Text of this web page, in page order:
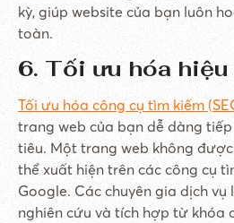
kỳ, giúp website của bạn luôn
toàn.
6. Tối ưu hóa hiệu
Tối ưu hóa công cụ tìm kiếm
trang web của bạn dễ dàng
tiêu. Một trang web không
thể xuất hiện trên các công cụ
Google. Các chuyên gia dịch vụ
nghiên cứu và tích hợp từ khóa